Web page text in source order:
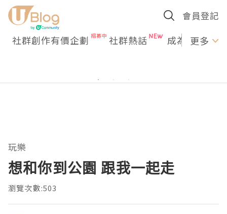
會員登記
社群創作有價企劃 社群熱話 成為U更多
玩樂
想和你到公園 跟我一起走
瀏覽次數:503